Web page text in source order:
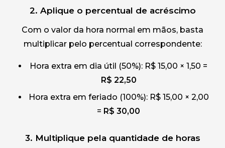
2. Aplique o percentual de acréscimo
Com o valor da hora normal em mãos, basta
multiplicar pelo percentual correspondente:
Hora extra em dia útil (50%): R$ 15,00 × 1,50 =
R$ 22,50
Hora extra em feriado (100%): R$ 15,00 × 2,00
= R$ 30,00
3. Multiplique pela quantidade de horas